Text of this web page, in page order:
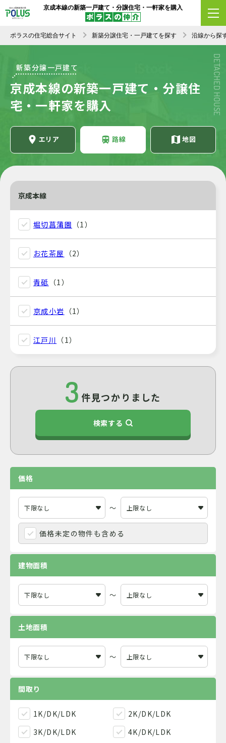
京成本線の新築一戸建て・分譲住宅・一軒家を購入
ポラスの住宅総合サイト 新築分譲住宅・一戸建てを探す 沿線から探
DETACHED HOUSE
新築分譲一戸建て
京成本線の新築一戸建て・分譲住
宅・一軒家を購入
エリア 路線 地図
京成本線
堀切菖蒲園 （1）
お花茶屋 （2）
青砥 （1）
京成小岩 （1）
江戸川 （1）
3 件見つかりました
検索する
価格
～
価格未定の物件も含める
建物面積
～
土地面積
～
間取り
1K/DK/LDK
2K/DK/LDK
3K/DK/LDK
4K/DK/LDK